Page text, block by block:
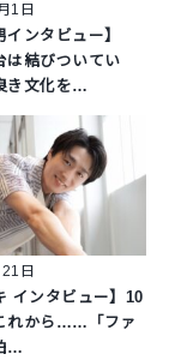
1日
インタビュー】
は結びついてい
き文化を…
日
インタビュー】10
れから……「ファ
…